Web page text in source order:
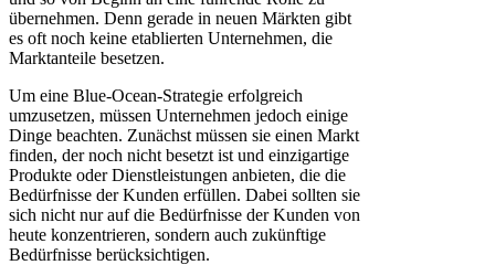
übernehmen. Denn gerade in neuen Märkten gibt
es oft noch keine etablierten Unternehmen, die
Marktanteile besetzen.
Um eine Blue-Ocean-Strategie erfolgreich
umzusetzen, müssen Unternehmen jedoch einige
Dinge beachten. Zunächst müssen sie einen Markt
finden, der noch nicht besetzt ist und einzigartige
Produkte oder Dienstleistungen anbieten, die die
Bedürfnisse der Kunden erfüllen. Dabei sollten sie
sich nicht nur auf die Bedürfnisse der Kunden von
heute konzentrieren, sondern auch zukünftige
Bedürfnisse berücksichtigen.